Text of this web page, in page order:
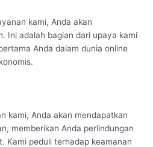
kami, Anda akan
Ini adalah bagian dari upaya kami
Anda dalam dunia online
kami, Anda akan mendapatkan
memberikan Anda perlindungan
Kami peduli terhadap keamanan